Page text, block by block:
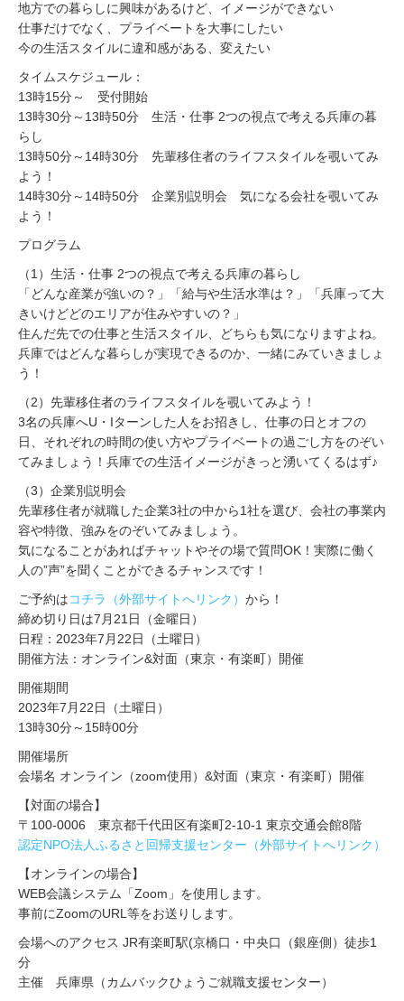
地方での暮らしに興味があるけど、イメージができない
仕事だけでなく、プライベートを大事にしたい
今の生活スタイルに違和感がある、変えたい
タイムスケジュール：
13時15分～ 受付開始
13時30分～13時50分 生活・仕事 2つの視点で考える兵庫の暮
らし
13時50分～14時30分 先輩移住者のライフスタイルを覗いてみ
よう！
14時30分～14時50分 企業別説明会 気になる会社を覗いてみ
よう！
プログラム
（1）生活・仕事 2つの視点で考える兵庫の暮らし
「どんな産業が強いの？」「給与や生活水準は？」「兵庫って大
きいけどどのエリアが住みやすいの？」
住んだ先での仕事と生活スタイル、どちらも気になりますよね。
兵庫ではどんな暮らしが実現できるのか、一緒にみていきましょ
う！
（2）先輩移住者のライフスタイルを覗いてみよう！
3名の兵庫へU・Iターンした人をお招きし、仕事の日とオフの
日、それぞれの時間の使い方やプライベートの過ごし方をのぞい
てみましょう！兵庫での生活イメージがきっと湧いてくるはず♪
（3）企業別説明会
先輩移住者が就職した企業3社の中から1社を選び、会社の事業内
容や特徴、強みをのぞいてみましょう。
気になることがあればチャットやその場で質問OK！実際に働く
人の”声”を聞くことができるチャンスです！
ご予約はコチラ（外部サイトへリンク） から！
締め切り日は7月21日（金曜日）
日程：2023年7月22日（土曜日）
開催方法：オンライン&対面（東京・有楽町）開催
開催期間
2023年7月22日（土曜日）
13時30分～15時00分
開催場所
会場名 オンライン（zoom使用）&対面（東京・有楽町）開催
【対面の場合】
〒100-0006 東京都千代田区有楽町2-10-1 東京交通会館8階
認定NPO法人ふるさと回帰支援センター（外部サイトへリンク）
【オンラインの場合】
WEB会議システム「Zoom」を使用します。
事前にZoomのURL等をお送りします。
会場へのアクセス JR有楽町駅(京橋口・中央口（銀座側）徒歩1
分
主催 兵庫県（カムバックひょうご就職支援センター）